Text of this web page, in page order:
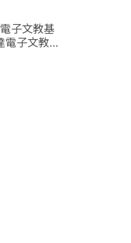
子文教基
子文教基